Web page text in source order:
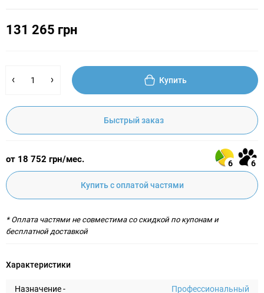
131 265 грн
Купить
Быстрый заказ
от 18 752 грн/мес. 6 6
Купить с оплатой частями
* Оплата частями не совместима со скидкой по купонам и
бесплатной доставкой
Характеристики
Назначение -
Профессиональный